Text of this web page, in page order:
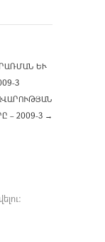
ԵՒ Գ
3
– 2009-3 →